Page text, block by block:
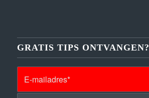
GRATIS TIPS ONTVANGEN?